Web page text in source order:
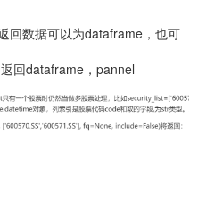
回数据可以为dataframe，也可
回dataframe，pannel